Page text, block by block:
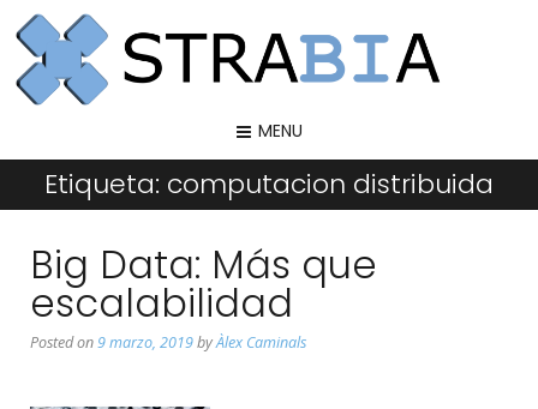
MENU
Etiqueta: computacion distribuida
Big Data: Más que
escalabilidad
Posted on9 marzo, 2019byÀlex Caminals